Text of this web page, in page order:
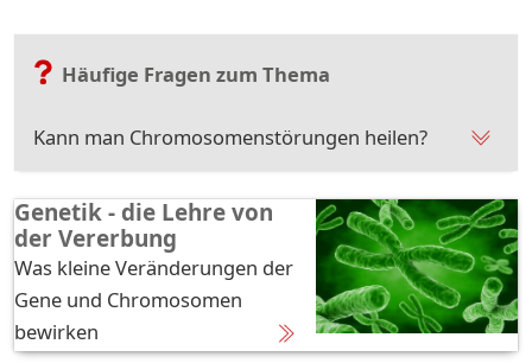
Häufige Fragen zum Thema
Kann man Chromosomenstörungen heilen?
Genetik - die Lehre von
der Vererbung
Was kleine Veränderungen der
Gene und Chromosomen
bewirken